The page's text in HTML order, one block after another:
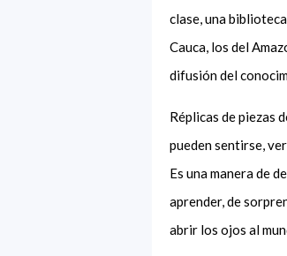
clase, una
Cauca, los del
difusión del
Réplicas de piezas
pueden sentirse,
Es una manera de
aprender, de
abrir los ojos al